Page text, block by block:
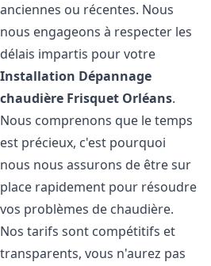
anciennes ou récentes. Nous
nous engageons à respecter les
délais impartis pour votre
Installation Dépannage
chaudière Frisquet Orléans.
Nous comprenons que le temps
est précieux, c'est pourquoi
nous nous assurons de être sur
place rapidement pour résoudre
vos problèmes de chaudière.
Nos tarifs sont compétitifs et
transparents, vous n'aurez pas